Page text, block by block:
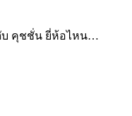
บ คุชชั่น ยี่ห้อไหน…